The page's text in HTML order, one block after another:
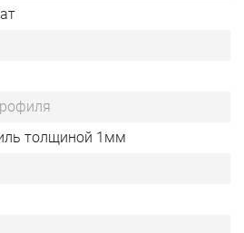
толщиной 1мм